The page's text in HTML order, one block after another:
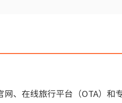
、在线旅行平台（OTA）和